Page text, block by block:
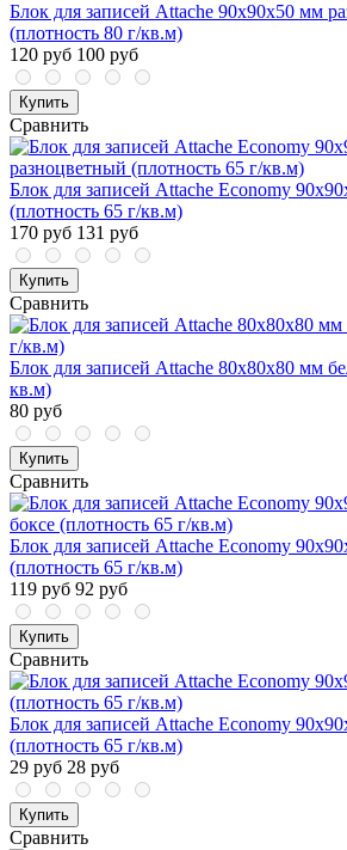
Блок для записей Attache 90x90x50 мм
(плотность 80 г/кв.м)
120 руб 100 руб
Купить
Сравнить
Блок для записей Attache Economy
(плотность 65 г/кв.м)
170 руб 131 руб
Купить
Сравнить
Блок для записей Attache 80x80x80 мм
кв.м)
80 руб
Купить
Сравнить
Блок для записей Attache Economy
(плотность 65 г/кв.м)
119 руб 92 руб
Купить
Сравнить
Блок для записей Attache Economy
(плотность 65 г/кв.м)
29 руб 28 руб
Купить
Сравнить